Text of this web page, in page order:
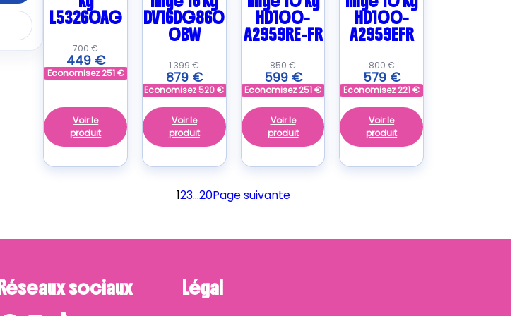
L53260AG
700€
449 €
Economisez251€
Voir le
produit
DV16DG860
0BW
1 399€
879 €
Economisez520€
Voir le
produit
HD100-
A2959RE-FR
850€
599 €
Economisez251€
Voir le
produit
HD100-
A2959EFR
800€
579 €
Economisez221€
Voir le
produit
123…20Page suivante
Réseaux sociaux Légal